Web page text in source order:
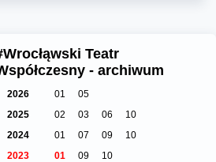
Teatr
- archiwum
2026 01
05
2025
02 03 06
10
2024
01 07 09
10
2023
01 09
10